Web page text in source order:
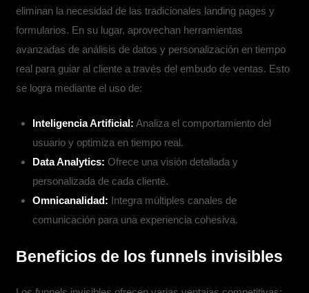
eliminan la necesidad de las tradicionales landing pages y
formularios. En su lugar, aprovechan herramientas
avanzadas de análisis de datos y personalización en tiempo
real para guiar al cliente a través del embudo de ventas. Esto
se logra mediante el uso de:
Inteligencia Artificial: Analiza el comportamiento del
usuario y optimiza en tiempo real.
Data Analytics: Ofrece una visión detallada y
personalizada de cada cliente.
Omnicanalidad: Integra múltiples canales de
comunicación para una experiencia cohesiva.
Beneficios de los funnels invisibles